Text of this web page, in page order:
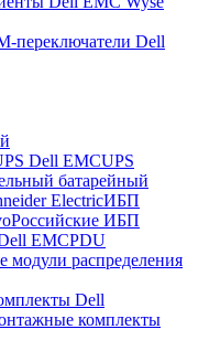
переключатели Dell
Dell EMCUPS
батарейный
ElectricИБП
Российские ИБП
EMCPDU
модули распределения
Dell
комплекты